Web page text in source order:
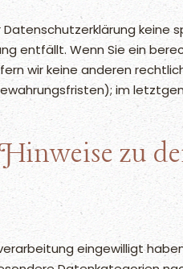
keine
entfällt. Wenn Sie ein
wir keine anderen
im
zu
eingewilligt